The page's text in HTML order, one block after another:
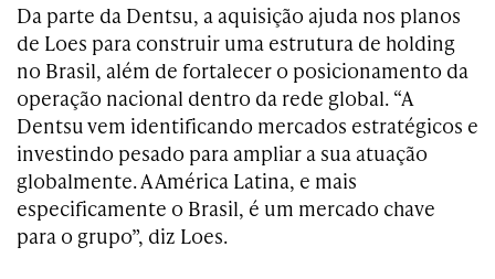
Da parte da Dentsu, a aquisição ajuda nos planos
de Loes para construir uma estrutura de holding
no Brasil, além de fortalecer o posicionamento da
operação nacional dentro da rede global. “A
Dentsu vem identificando mercados estratégicos e
investindo pesado para ampliar a sua atuação
globalmente. A América Latina, e mais
especificamente o Brasil, é um mercado chave
para o grupo”, diz Loes.